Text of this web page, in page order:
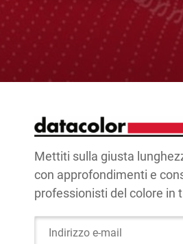
Mettiti sulla giusta
con approfondimenti e
professionisti del colore in
Indirizzo e-mail